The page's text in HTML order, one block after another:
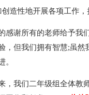
造性地开展各项工作，
感谢所有的老师给予我
，但我们拥有智慧;虽
。
，我们二年级组全体教